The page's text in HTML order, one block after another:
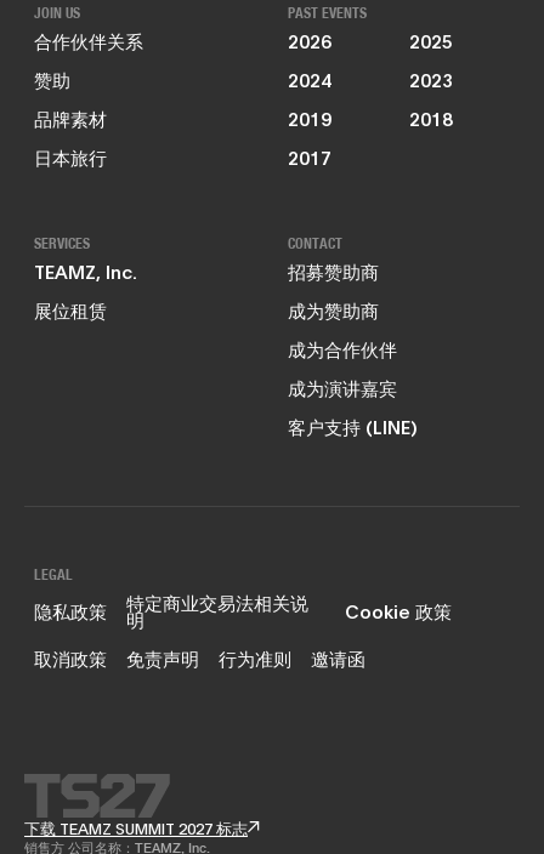
JOIN US
合作伙伴关系
赞助
品牌素材
日本旅行
PAST EVENTS
2026
2025
2024
2023
2019
2018
2017
SERVICES
TEAMZ, Inc.
展位租赁
CONTACT
招募赞助商
成为赞助商
成为合作伙伴
成为演讲嘉宾
客户支持 (LINE)
LEGAL
隐私政策 特定商业交易法相关说
明
Cookie 政策
取消政策
免责声明 行为准则 邀请函
下载 TEAMZ SUMMIT 2027 标志
销售方 公司名称：TEAMZ, Inc.